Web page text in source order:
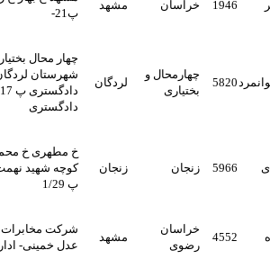
خراسان مشهد
پ21-
بختیاری
لردگان
چهار محال بختیاری -
شهرستان لردگان - خ
دادگستری پ 17 جنب
زنجان زنجان
خ مطهری خ محمود بیاتی
کوچه شهید نهمت اله حیدری
رضوی
مشهد
شرکت مخابرات خراسان-
عدل خمینی- اداره حقوقی -